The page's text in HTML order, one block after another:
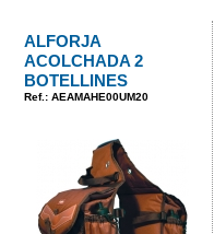
ALFORJA
ACOLCHADA 2
BOTELLINES
Ref.: AEAMAHE00UM20